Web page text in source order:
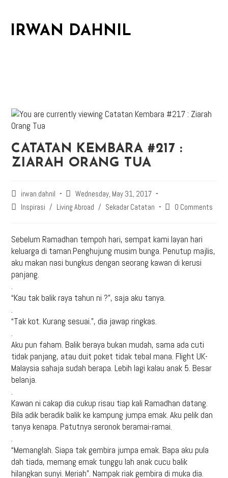
IRWAN DAHNIL
CATATAN KEMBARA #217 :
ZIARAH ORANG TUA
irwan.dahnil
Wednesday, May 31, 2017
Inspirasi / Living Abroad / Sekadar Catatan 0 Comments
Sebelum Ramadhan tempoh hari, sempat kami layan hari
keluarga di taman.Penghujung musim bunga. Penutup majlis,
aku makan nasi bungkus dengan seorang kawan di kerusi
panjang.
.
“Kau tak balik raya tahun ni ?”, saja aku tanya.
.
“Tak kot. Kurang sesuai.”, dia jawap ringkas.
.
Aku pun faham. Balik beraya bukan mudah, sama ada cuti
tidak panjang, atau duit poket tidak tebal mana. Flight UK-
Malaysia sahaja sudah berapa. Lebih lagi kalau anak 5. Besar
belanja.
.
Kawan ni cakap dia cukup risau tiap kali Ramadhan datang.
Bila adik beradik balik ke kampung jumpa emak. Aku pelik dan
tanya kenapa. Patutnya seronok beramai-ramai.
.
“Memanglah. Siapa tak gembira jumpa emak. Bapa aku pula
dah tiada, memang emak tunggu lah anak cucu balik
hilangkan sunyi. Meriah”. Nampak riak gembira di muka dia.